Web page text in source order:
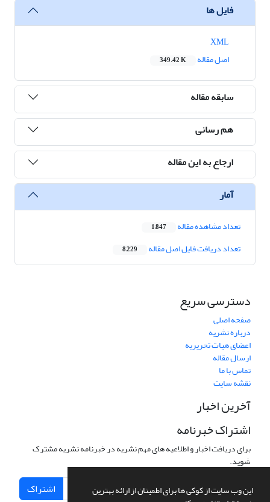
این وب سایت از کوکی ها برای اطمینان از ارائه بهترین
فایل ها
اصل مقاله
349.42 K
سابقه مقاله
هم رسانی
ارجاع به این مقاله
آمار
تعداد مشاهده مقاله 1,847
تعداد دریافت فایل اصل مقاله 8,229
دسترسی سریع
صفحه اصلی
درباره نشریه
اعضای هیات تحریریه
ارسال مقاله
تماس با ما
نقشه سایت
آخرین اخبار
اشتراک خبرنامه
برای دریافت اخبار و اطلاعیه های مهم نشریه در خبرنامه نشریه مشترک
شوید.
اشتراک